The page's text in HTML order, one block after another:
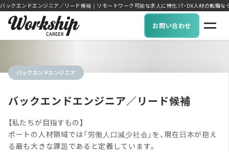
バックエンドエンジニア／リード候補｜リモートワーク可能な求人に特化 IT・DX人材の転職な
お問い合わせ
バックエンドエンジニア
バックエンドエンジニア／リード候補
【私たちが目指すもの】
ポートの人材領域では「労働人口減少社会」を、現在日本が抱え
る最も大きな課題であると定義しています。